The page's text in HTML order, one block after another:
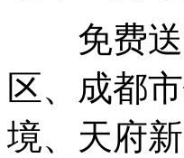
免费送
区、成都
境、天府